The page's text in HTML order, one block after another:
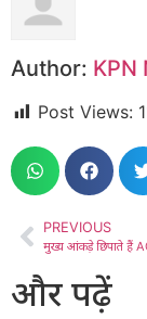
Author: KPN
Post Views:
PREVIOUS
और पढ़ें